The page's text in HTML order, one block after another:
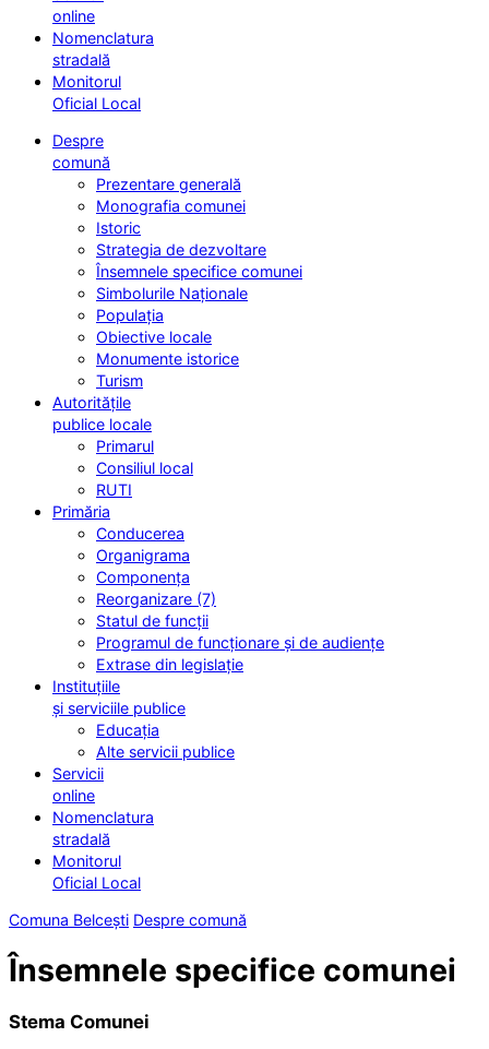
online
Nomenclatura
stradală
Monitorul
Oficial Local
Despre
comună
Prezentare generală
Monografia comunei
Istoric
Strategia de dezvoltare
Însemnele specifice comunei
Simbolurile Naționale
Populația
Obiective locale
Monumente istorice
Turism
Autoritățile
publice locale
Primarul
Consiliul local
RUTI
Primăria
Conducerea
Organigrama
Componența
Reorganizare (7)
Statul de funcții
Programul de funcționare și de audiențe
Extrase din legislație
Instituțiile
și serviciile publice
Educația
Alte servicii publice
Servicii
online
Nomenclatura
stradală
Monitorul
Oficial Local
Comuna Belcești Despre comună
Însemnele specifice comunei
Stema Comunei